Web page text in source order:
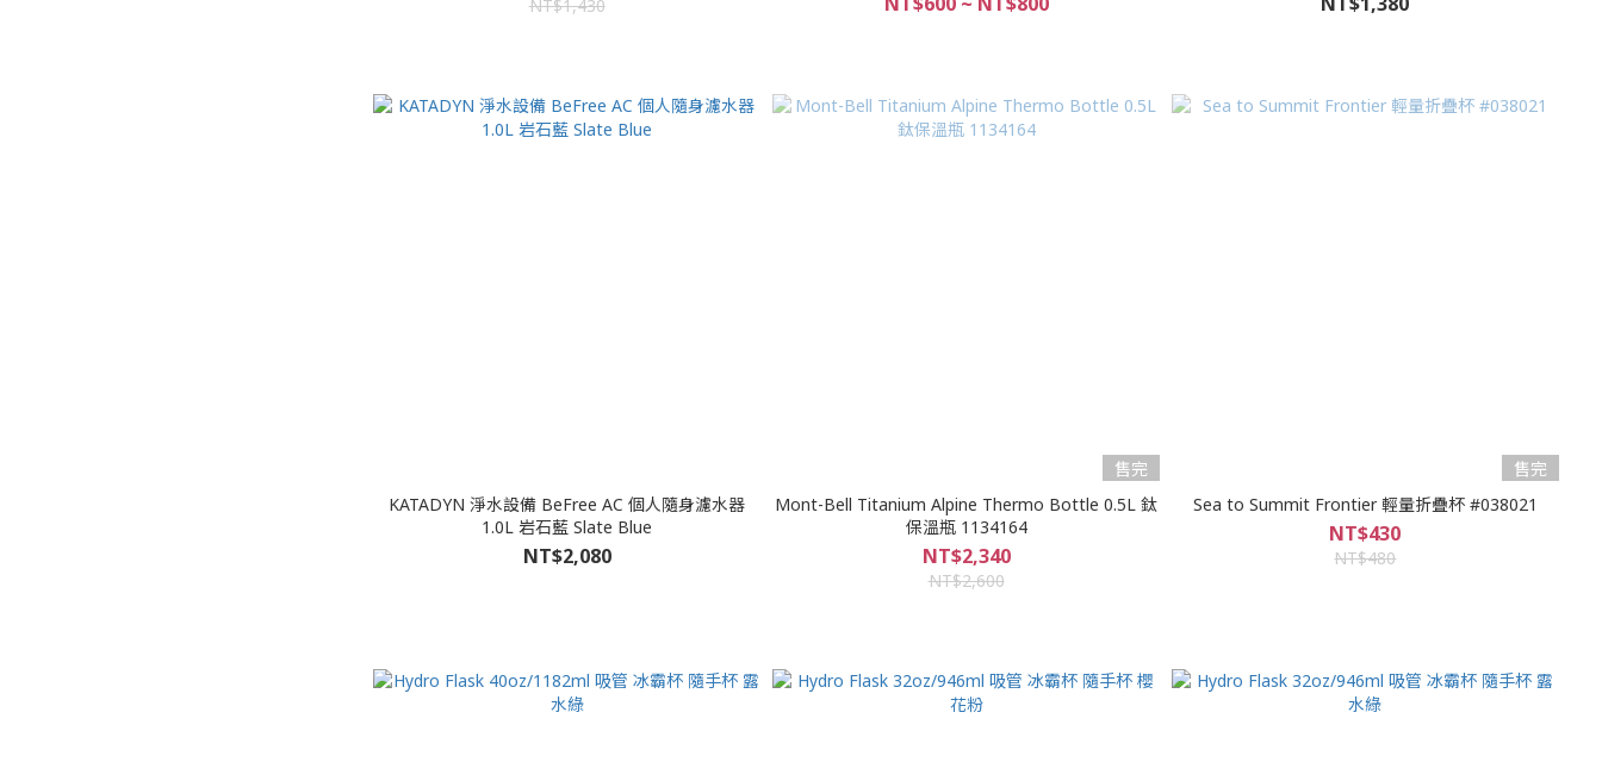
NT$1,430
KATADYN 淨水設備 BeFree AC 個人隨身濾水器
1.0L 岩石藍 Slate Blue
NT$2,080
售完
Mont-Bell Titanium Alpine Thermo Bottle 0.5L 鈦
保溫瓶 1134164
NT$2,340
NT$2,600
售完
Sea to Summit Frontier 輕量折疊杯 #038021
NT$430
NT$480